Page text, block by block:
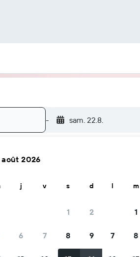
- sam. 22.8.
août 2026
j v s d
1 2
6 7 8 9
l m
1
7 8